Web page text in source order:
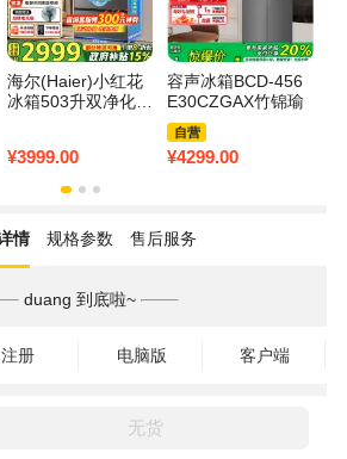
海尔(Haier)小红花
冰箱503升双净化系
级能效风冷无霜家
电大容量+全域除菌
¥3999.00
容声冰箱BCD-456
E30CZGAX竹锦瑜
自营
¥4299.00
情 规格参数 售后服务
duang 到底啦~
注册 电脑版 客户端
无货